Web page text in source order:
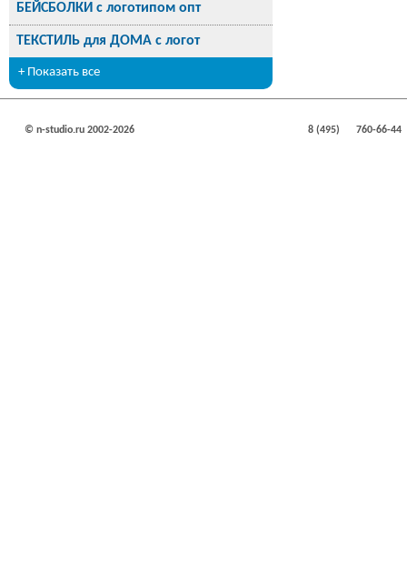
БЕЙСБОЛКИ с логотипом опт
ТЕКСТИЛЬ для ДОМА с логот
+ Показать все
© n-studio.ru 2002-2026 8 (495) 760-66-44